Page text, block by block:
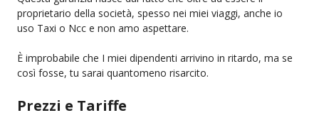
proprietario della società, spesso nei miei viaggi, anche io
uso Taxi o Ncc e non amo aspettare.
È improbabile che I miei dipendenti arrivino in ritardo, ma se
così fosse, tu sarai quantomeno risarcito.
Prezzi e Tariffe